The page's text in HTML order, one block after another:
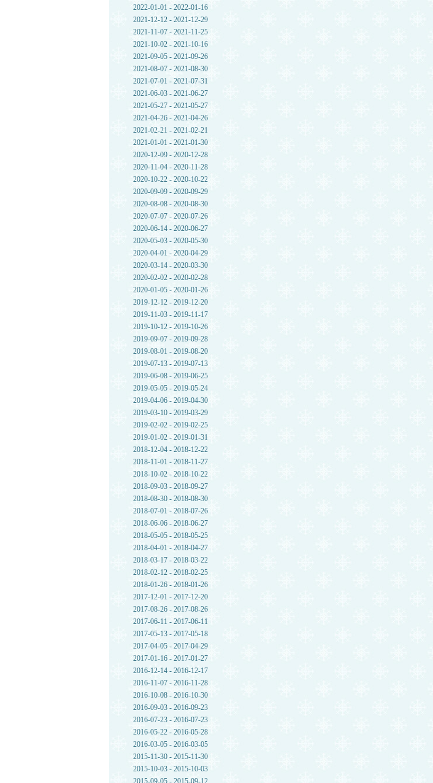
2022-01-01 - 2022-01-16
2021-12-12 - 2021-12-29
2021-11-07 - 2021-11-25
2021-10-02 - 2021-10-16
2021-09-05 - 2021-09-26
2021-08-07 - 2021-08-30
2021-07-01 - 2021-07-31
2021-06-03 - 2021-06-27
2021-05-27 - 2021-05-27
2021-04-26 - 2021-04-26
2021-02-21 - 2021-02-21
2021-01-01 - 2021-01-30
2020-12-09 - 2020-12-28
2020-11-04 - 2020-11-28
2020-10-22 - 2020-10-22
2020-09-09 - 2020-09-29
2020-08-08 - 2020-08-30
2020-07-07 - 2020-07-26
2020-06-14 - 2020-06-27
2020-05-03 - 2020-05-30
2020-04-01 - 2020-04-29
2020-03-14 - 2020-03-30
2020-02-02 - 2020-02-28
2020-01-05 - 2020-01-26
2019-12-12 - 2019-12-20
2019-11-03 - 2019-11-17
2019-10-12 - 2019-10-26
2019-09-07 - 2019-09-28
2019-08-01 - 2019-08-20
2019-07-13 - 2019-07-13
2019-06-08 - 2019-06-25
2019-05-05 - 2019-05-24
2019-04-06 - 2019-04-30
2019-03-10 - 2019-03-29
2019-02-02 - 2019-02-25
2019-01-02 - 2019-01-31
2018-12-04 - 2018-12-22
2018-11-01 - 2018-11-27
2018-10-02 - 2018-10-22
2018-09-03 - 2018-09-27
2018-08-30 - 2018-08-30
2018-07-01 - 2018-07-26
2018-06-06 - 2018-06-27
2018-05-05 - 2018-05-25
2018-04-01 - 2018-04-27
2018-03-17 - 2018-03-22
2018-02-12 - 2018-02-25
2018-01-26 - 2018-01-26
2017-12-01 - 2017-12-20
2017-08-26 - 2017-08-26
2017-06-11 - 2017-06-11
2017-05-13 - 2017-05-18
2017-04-05 - 2017-04-29
2017-01-16 - 2017-01-27
2016-12-14 - 2016-12-17
2016-11-07 - 2016-11-28
2016-10-08 - 2016-10-30
2016-09-03 - 2016-09-23
2016-07-23 - 2016-07-23
2016-05-22 - 2016-05-28
2016-03-05 - 2016-03-05
2015-11-30 - 2015-11-30
2015-10-03 - 2015-10-03
2015-09-05 - 2015-09-12